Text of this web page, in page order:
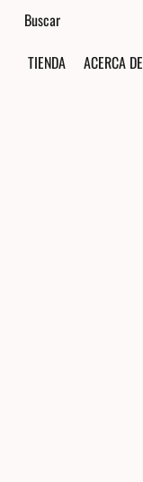
TIENDA ACERCA